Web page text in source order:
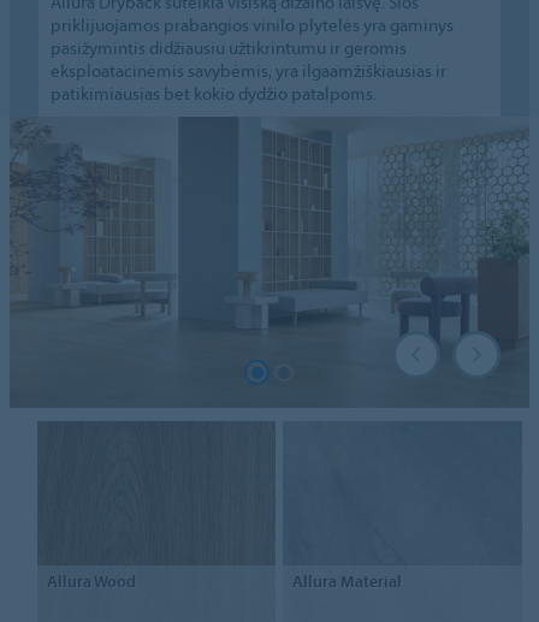
priklijuojamos prabangios vinilo plytelės yra gaminys
pasižymintis didžiausiu užtikrintumu ir geromis
eksploatacinėmis savybėmis, yra ilgaamžiškiausias ir
patikimiausias bet kokio dydžio patalpoms.
Allura Wood Allura Material